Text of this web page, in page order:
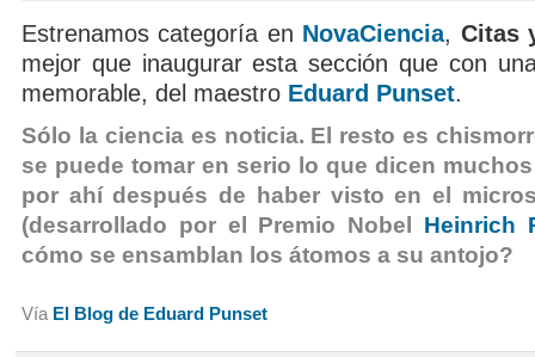
Estrenamos categoría en NovaCiencia, Citas
mejor que inaugurar esta sección que con
memorable, del maestro Eduard Punset.
Sólo la ciencia es noticia. El resto es
se puede tomar en serio lo que dicen
por ahí después de haber visto en el
(desarrollado por el Premio Nobel Heinrich
cómo se ensamblan los átomos a su antojo?
Vía El Blog de Eduard Punset